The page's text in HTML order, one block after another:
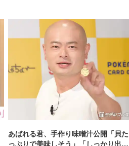
あばれる君、手作り味噌汁公開「貝た
っぷりで美味しそう」「しっかり出汁